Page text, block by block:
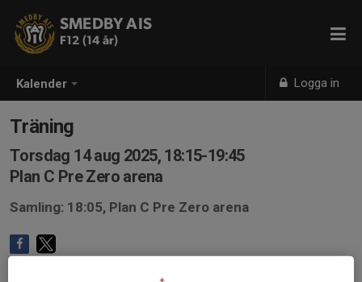
Kalender Logga in
SMEDBY AIS
F12 (14 år)
Träning
Torsdag 14 aug 2025, 18:15-19:45
Plan C Pre Zero arena
Samling: 18:05, Plan C Pre Zero arena